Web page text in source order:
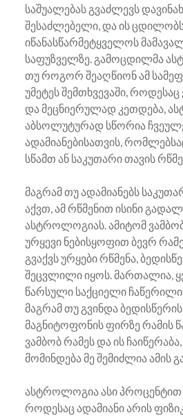
საშუალებას გვაძლევს
შესაძლებელი, და ის
იწანასწარმეტყველოს
საფუზველზე. გამოცდილმა
თუ როგორ შეაღწიონ ამ
უმეტეს შემთხვევაში,
და მეცნიერულად კეთდება,
აბსოლუტურად სწორია
ადამიანებისათვის,
სწამთ ან საკუთარი თავის
მაგრამ თუ ადამიანებს
აქვთ, ამ რწმენით ისინი
ასტროლოგიას. ამიტომ
ურყევი ნებისყოფით ბევრ
გვაქვს ურყები რწმენა,
შეცვლილი იყოს. მართალია,
წარსული საქციელი
მაგრამ თუ გვინდა
მაგნიტოფონის ფირზე რამის
ვამბობ რამეს და ის
მომინდება მე შემიძლია ამის
ასტროლოგია ასი
როდესაც ადამიანი არის